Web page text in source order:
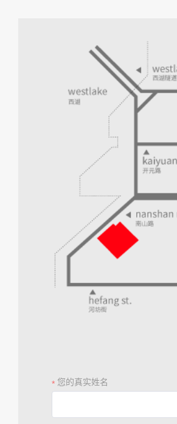
* 您的真实姓名